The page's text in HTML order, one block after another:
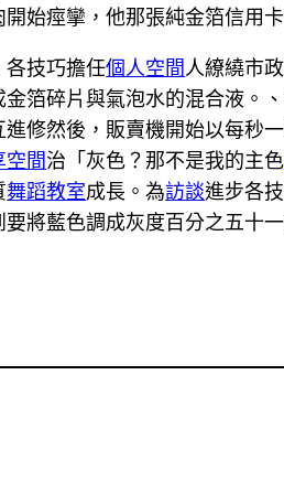
始痙攣，他那張純金箔信用
各技巧擔任個人空間人繚繞市
箔碎片與氣泡水的混合液。
修然後，販賣機開始以每秒
空間治「灰色？那不是我的主色
舞蹈教室成長。為訪談進步各
要將藍色調成灰度百分之五十